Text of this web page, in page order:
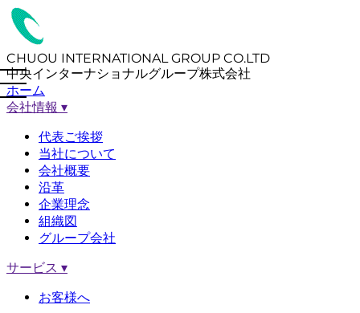
CHUOU INTERNATIONAL GROUP CO.LTD
中央インターナショナルグループ株式会社
ホーム
会社情報 ▾
代表ご挨拶
当社について
会社概要
沿革
企業理念
組織図
グループ会社
サービス ▾
お客様へ